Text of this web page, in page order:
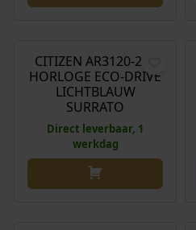
CITIZEN AR3120-24L
HORLOGE ECO-DRIVE
LICHTBLAUW
SURRATO
Direct leverbaar, 1
werkdag